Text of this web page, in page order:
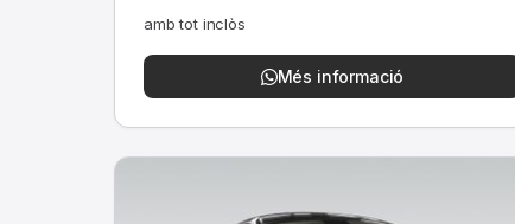
amb tot inclòs
Més informació